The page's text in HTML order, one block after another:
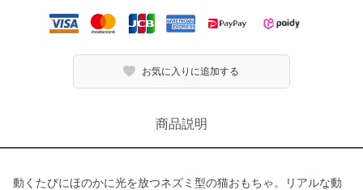
お気に入りに追加する
商品説明
動くたびにほのかに光を放つネズミ型の猫おもちゃ。リアルな動